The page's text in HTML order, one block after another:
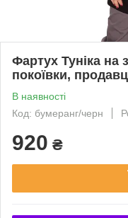
Фартух Туніка на
покоївки,
В наявності
Код: бумеранг/черн
920 ₴